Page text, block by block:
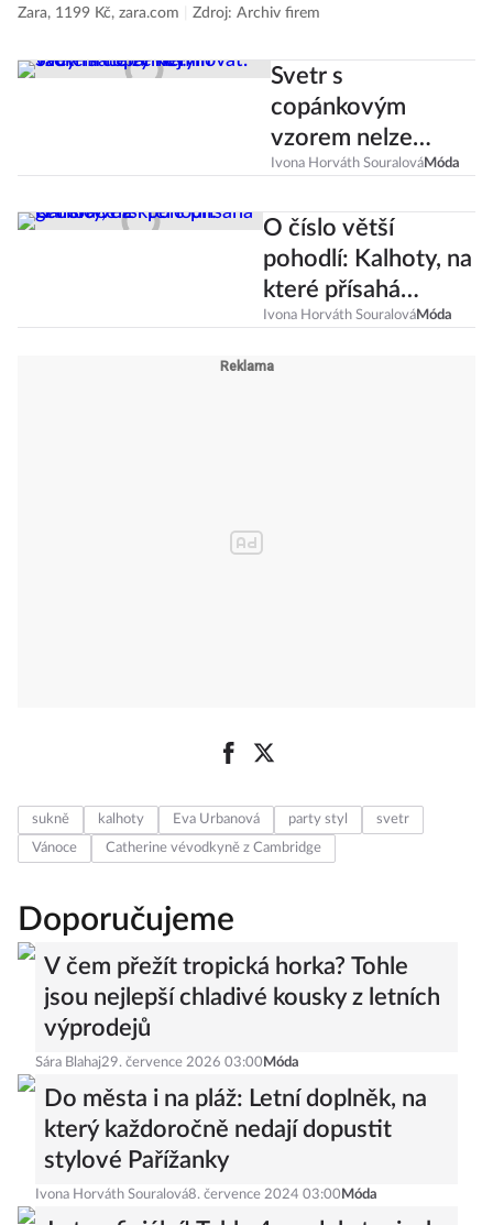
Zara, 1199 Kč, zara.com Zdroj: Archiv firem
Svetr s
copánkovým
vzorem nelze
nemilovat. Tady
Ivona Horváth SouralováMóda
O číslo větší
pohodlí: Kalhoty, na
které přísahá
generace Z
Ivona Horváth SouralováMóda
sukně kalhoty Eva Urbanová party styl
svetr
Vánoce
Catherine vévodkyně z Cambridge
Doporučujeme
V čem přežít tropická horka? Tohle
jsou nejlepší chladivé kousky z letních
výprodejů
Sára Blahaj29. července 2026 03:00 Móda
Do města i na pláž: Letní doplněk, na
který každoročně nedají dopustit
stylové Pařížanky
Ivona Horváth Souralová8. července 2024 03:00 Móda